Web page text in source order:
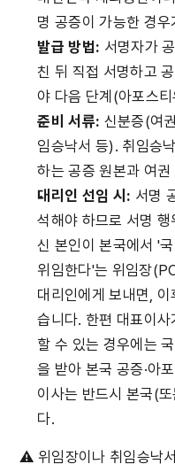
명 공증이 가능한 경
발급 방법: 서명자가
친 뒤 직접 서명하고
야 다음 단계(아포스
준비 서류: 신분증(여
임승낙서 등). 취임승
하는 공증 원본과 여
대리인 선임 시: 서명
석해야 하므로 서명
신 본인이 본국에서 '
위임한다'는 위임장
대리인에게 보내면,
습니다. 한편 대표이사
할 수 있는 경우에는
을 받아 본국 공증·아
이사는 반드시 본국(
다.
⚠️ 위임장이나 취임승낙